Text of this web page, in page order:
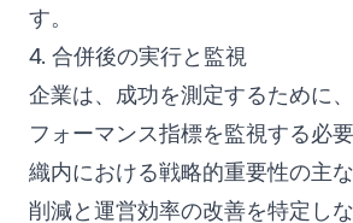
す。
4. 合併後の実行と監視
企業は、成功を測定するために
フォーマンス指標を監視する必
織内における戦略的重要性の主
削減と運営効率の改善を特定し